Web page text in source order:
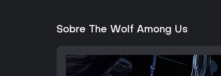
Sobre The Wolf Among Us